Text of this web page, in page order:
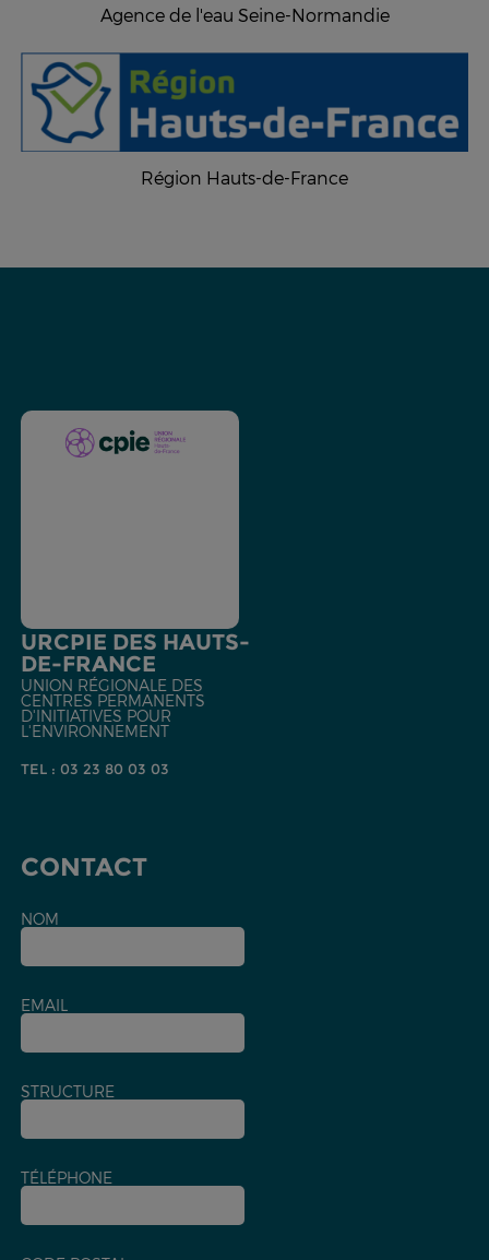
Agence de l'eau Seine-Normandie
Région Hauts-de-France
URCPIE DES HAUTS-
DE-FRANCE
UNION RÉGIONALE DES
CENTRES PERMANENTS
D'INITIATIVES POUR
L'ENVIRONNEMENT
TEL : 03 23 80 03 03
CONTACT
NOM
EMAIL
STRUCTURE
TÉLÉPHONE